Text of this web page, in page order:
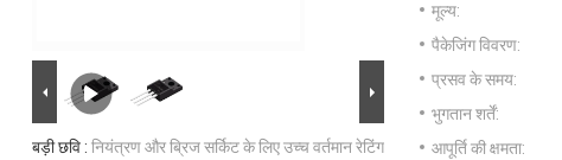
बड़ी छवि : नियंत्रण और ब्रिज सर्किट के लिए उच्च वर्तमान रेटिंग
मूल्य:
पैकेजिंग विवरण:
प्रसव के समय:
भुगतान शर्तें:
आपूर्ति की क्षमता: